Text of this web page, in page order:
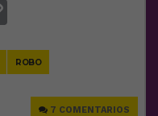
ROBO
7 COMENTARIOS